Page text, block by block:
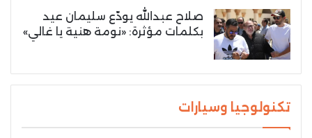
صلاح عبدالله يودّع سليمان عيد
بكلمات مؤثرة: «نومة هنية يا غالي»
تكنولوجيا وسيارات